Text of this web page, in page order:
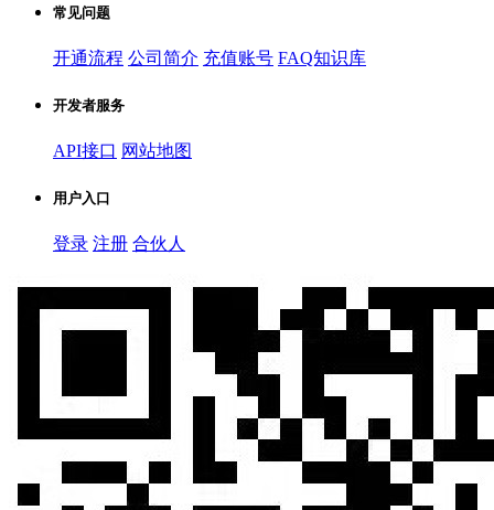
常见问题
开通流程 公司简介 充值账号 FAQ知识库
开发者服务
API接口 网站地图
用户入口
登录 注册 合伙人